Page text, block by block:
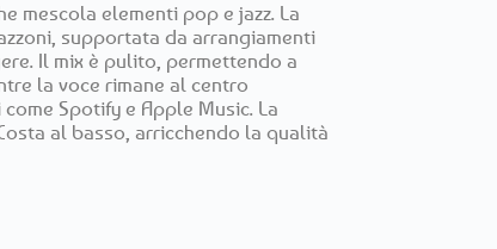
mescola elementi pop e jazz. La
supportata da arrangiamenti
Il mix è pulito, permettendo a
la voce rimane al centro
Spotify e Apple Music. La
al basso, arricchendo la qualità